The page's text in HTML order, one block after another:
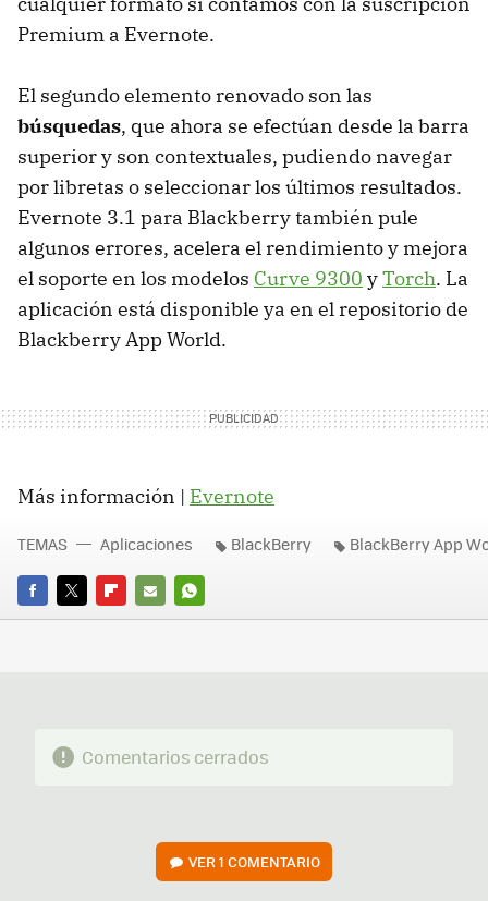
Premium a Evernote.
El segundo elemento renovado son las
búsquedas, que ahora se efectúan desde la barra
superior y son contextuales, pudiendo navegar
por libretas o seleccionar los últimos resultados.
Evernote 3.1 para Blackberry también pule
algunos errores, acelera el rendimiento y mejora
el soporte en los modelos Curve 9300 yTorch. La
aplicación está disponible ya en el repositorio de
Blackberry App World.
Más información | Evernote
FACEBOOK
TWITTERFLIPBOARD
E-
WHATSAPP
TEMAS Aplicaciones BlackBerry BlackBerry App
Comentarios cerrados
VER1 COMENTARIO